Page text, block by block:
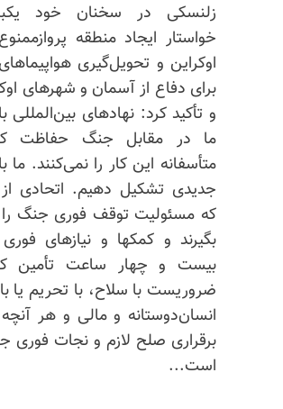
زلنسکی در سخنان خود
خواستار ایجاد منطقه
اوکراین و تحویل‌گیری
برای دفاع از آسمان و شهرهای
و تأکید کرد: نهادهای بین‌المللی
ما در مقابل جنگ حفاظت
متأسفانه این کار را نمی‌کنند. ما
جدیدی تشکیل دهیم. اتحادی
که مسئولیت توقف فوری جنگ را
بگیرند و کمکها و نیازهای
بیست و چهار ساعت تأمین
ضروریست با سلاح، با تحریم یا
انسان‌دوستانه و مالی و هر
برقراری صلح لازم و نجات فوری
است...